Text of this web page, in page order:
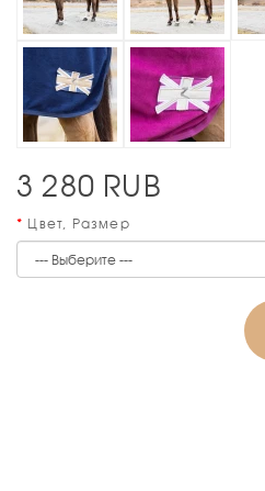
3 280 RUB
Цвет, Размер